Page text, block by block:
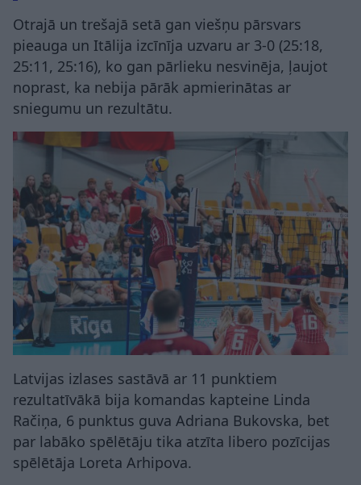
Otrajā un trešajā setā gan viešņu pārsvars
pieauga un Itālija izcīnīja uzvaru ar 3-0 (25:18,
25:11, 25:16), ko gan pārlieku nesvinēja, ļaujot
noprast, ka nebija pārāk apmierinātas ar
sniegumu un rezultātu.
Latvijas izlases sastāvā ar 11 punktiem
rezultatīvākā bija komandas kapteine Linda
Račiņa, 6 punktus guva Adriana Bukovska, bet
par labāko spēlētāju tika atzīta libero pozīcijas
spēlētāja Loreta Arhipova.